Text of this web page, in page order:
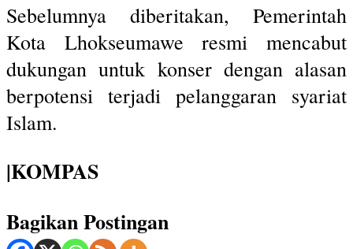
Sebelumnya diberitakan, Pemerintah
Kota Lhokseumawe resmi mencabut
dukungan untuk konser dengan alasan
berpotensi terjadi pelanggaran syariat
Islam.
|KOMPAS
Bagikan Postingan